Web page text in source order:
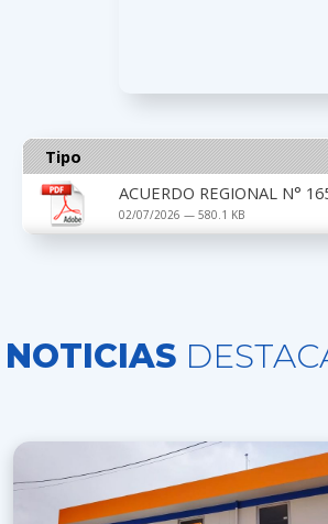
Tipo
ACUERDO REGIONAL N°
02/07/2026 — 580.1 KB
NOTICIAS